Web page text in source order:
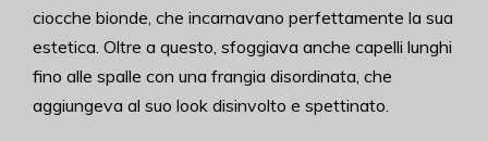
ciocche bionde, che incarnavano perfettamente la sua
estetica. Oltre a questo, sfoggiava anche capelli lunghi
fino alle spalle con una frangia disordinata, che
aggiungeva al suo look disinvolto e spettinato.